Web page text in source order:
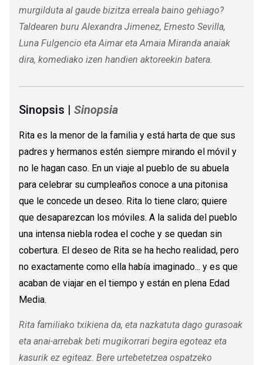
murgilduta al gaude bizitza erreala baino gehiago?
Taldearen buru Alexandra Jimenez, Ernesto Sevilla,
Luna Fulgencio eta Aimar eta Amaia Miranda anaiak
dira, komediako izen handien aktoreekin batera.
Sinopsis | Sinopsia
Rita es la menor de la familia y está harta de que sus
padres y hermanos estén siempre mirando el móvil y
no le hagan caso. En un viaje al pueblo de su abuela
para celebrar su cumpleaños conoce a una pitonisa
que le concede un deseo. Rita lo tiene claro; quiere
que desaparezcan los móviles. A la salida del pueblo
una intensa niebla rodea el coche y se quedan sin
cobertura. El deseo de Rita se ha hecho realidad, pero
no exactamente como ella había imaginado... y es que
acaban de viajar en el tiempo y están en plena Edad
Media.
Rita familiako txikiena da, eta nazkatuta dago gurasoak
eta anai-arrebak beti mugikorrari begira egoteaz eta
kasurik ez egiteaz. Bere urtebetetzea ospatzeko